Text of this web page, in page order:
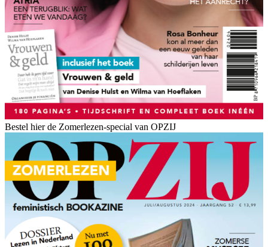
Bestel hier de Zomerlezen-special van OPZIJ